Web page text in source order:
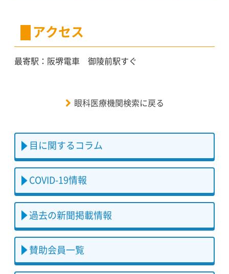
アクセス
最寄駅：阪堺電車 御陵前駅すぐ
眼科医療機関検索に戻る
目に関するコラム
COVID-19情報
過去の新聞掲載情報
賛助会員一覧